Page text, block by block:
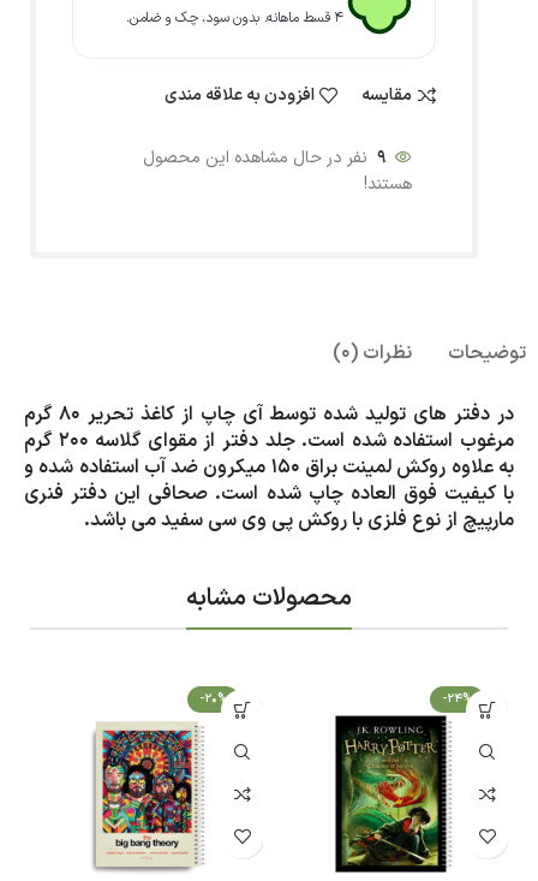
۴ قسط ماهانه. بدون سود، چک و ضامن.
مقایسه افزودن به علاقه مندی
9 نفر در حال مشاهده این محصول
هستند!
توضیحات نظرات (0)
در دفتر های تولید شده توسط آی چاپ از کاغذ تحریر 80 گرم
مرغوب استفاده شده است. جلد دفتر از مقوای گلاسه 200 گرم
به علاوه روکش لمینت براق 150 میکرون ضد آب استفاده شده و
با کیفیت فوق العاده چاپ شده است. صحافی این دفتر فنری
مارپیچ از نوع فلزی با روکش پی وی سی سفید می باشد.
محصولات مشابه
-24%
-20%